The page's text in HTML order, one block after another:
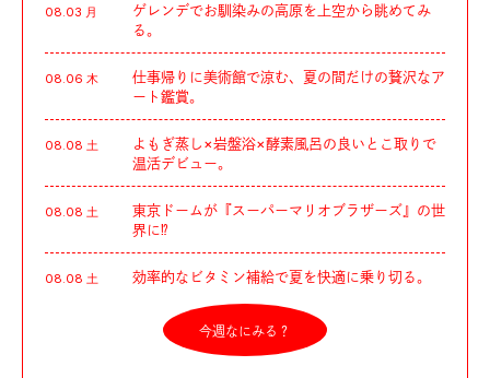
08.03 月
ゲレンデでお馴染みの高原を上空から眺めてみ
る。
08.06 木
仕事帰りに美術館で涼む、夏の間だけの贅沢なア
ート鑑賞。
08.08 土
よもぎ蒸し×岩盤浴×酵素風呂の良いとこ取りで
温活デビュー。
08.08 土
東京ドームが『スーパーマリオブラザーズ』の世
界に⁉︎
08.08 土 効率的なビタミン補給で夏を快適に乗り切る。
今週なにみる？